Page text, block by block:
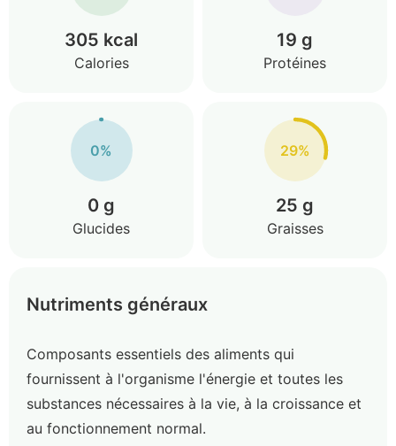
305 kcal
Calories
19 g
Protéines
0%
0 g
Glucides
29%
25 g
Graisses
Nutriments généraux
Composants essentiels des aliments qui
fournissent à l'organisme l'énergie et toutes les
substances nécessaires à la vie, à la croissance et
au fonctionnement normal.